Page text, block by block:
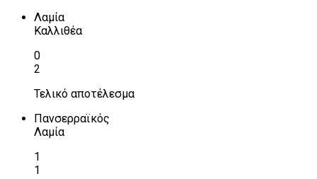
Λαμία
Καλλιθέα
0
2
Τελικό αποτέλεσμα
Πανσερραϊκός
Λαμία
1
1